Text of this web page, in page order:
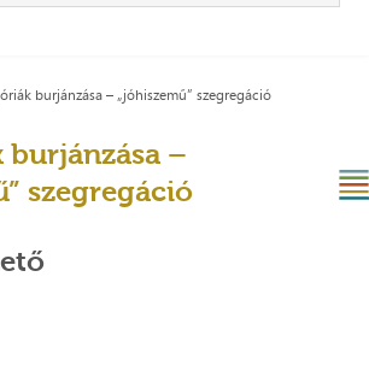
burjánzása – „jóhiszemű” szegregáció
burjánzása –
szegregáció